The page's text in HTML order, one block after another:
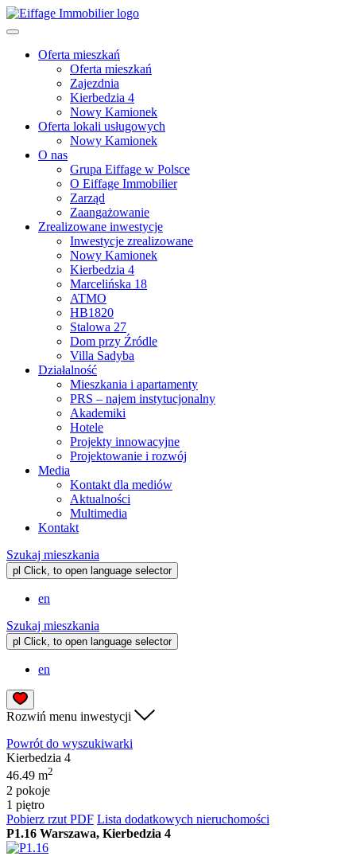
Oferta mieszkań
Oferta mieszkań
Zajezdnia
Kierbedzia 4
Nowy Kamionek
Oferta lokali usługowych
Nowy Kamionek
O nas
Grupa Eiffage w Polsce
O Eiffage Immobilier
Zarząd
Zaangażowanie
Zrealizowane inwestycje
Inwestycje zrealizowane
Nowy Kamionek
Kierbedzia 4
Marcelińska 18
ATMO
HB1820
Stalowa 27
Dom przy Źródle
Villa Sadyba
Działalność
Mieszkania i apartamenty
PRS – najem instytucjonalny
Akademiki
Hotele
Projekty innowacyjne
Projektowanie i rozwój
Media
Kontakt dla mediów
Aktualności
Multimedia
Kontakt
Szukaj mieszkania
pl Click, to open language selector
en
Szukaj mieszkania
pl Click, to open language selector
en
Rozwiń menu inwestycji
Powrót do wyszukiwarki
Kierbedzia 4
46.49 m2
2 pokoje
1 piętro
Pobierz rzut PDF Lista dodatkowych nieruchomości
P1.16 Warszawa, Kierbedzia 4